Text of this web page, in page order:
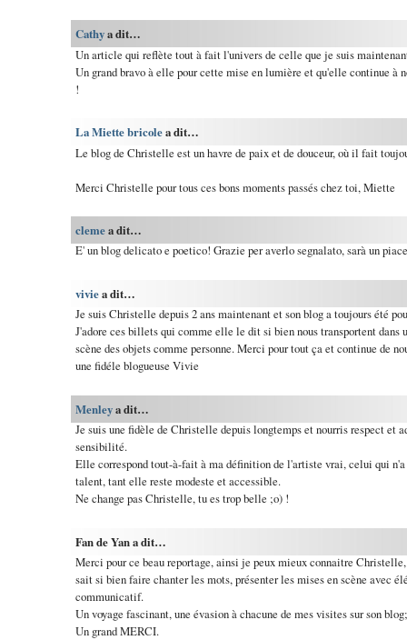
Cathya dit…
Un article qui reflète tout à fait l'univers de celle que je suis
Un grand bravo à elle pour cette mise en lumière et qu'elle continue à
!
La Miette bricolea dit…
Le blog de Christelle est un havre de paix et de douceur, où il fait
Merci Christelle pour tous ces bons moments passés chez toi, Miette
clemea dit…
E' un blog delicato e poetico! Grazie per averlo segnalato, sarà un
viviea dit…
Je suis Christelle depuis 2 ans maintenant et son blog a toujours été
J'adore ces billets qui comme elle le dit si bien nous transportent dans
scène des objets comme personne. Merci pour tout ça et continue de
une fidéle blogueuse Vivie
Menleya dit…
Je suis une fidèle de Christelle depuis longtemps et nourris respect et
sensibilité.
Elle correspond tout-à-fait à ma définition de l'artiste vrai, celui qui
talent, tant elle reste modeste et accessible.
Ne change pas Christelle, tu es trop belle ;o) !
Fan de Yan a dit…
Merci pour ce beau reportage, ainsi je peux mieux connaitre
sait si bien faire chanter les mots, présenter les mises en scène avec
communicatif.
Un voyage fascinant, une évasion à chacune de mes visites sur son blog;
Un grand MERCI.